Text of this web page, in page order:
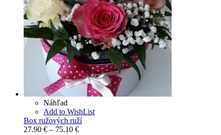
Náhľad
Add to WishList
Box ružových ruží
27.90 € – 75.10 €Price